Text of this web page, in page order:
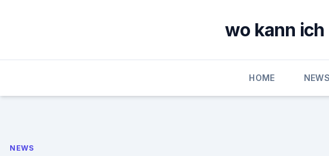
wo kann ich
HOME NEWS
NEWS